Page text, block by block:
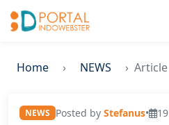
Home NEWS Article
NEWS Posted by Stefanus•